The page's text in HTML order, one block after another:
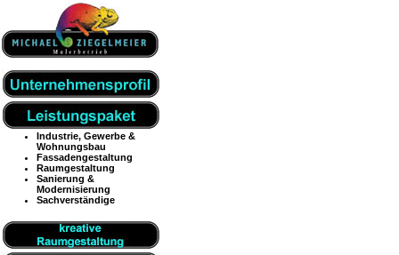
Industrie, Gewerbe &
Wohnungsbau
Fassadengestaltung
Raumgestaltung
Sanierung &
Modernisierung
Sachverständige